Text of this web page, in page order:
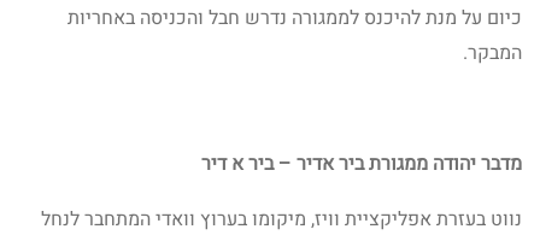
כיום על מנת להיכנס לממגורה נדרש חבל והכניסה באחריות
המבקר.
מדבר יהודה ממגורת ביר אדיר – ביר א דיר
נווט בעזרת אפליקציית וויז, מיקומו בערוץ וואדי המתחבר לנחל